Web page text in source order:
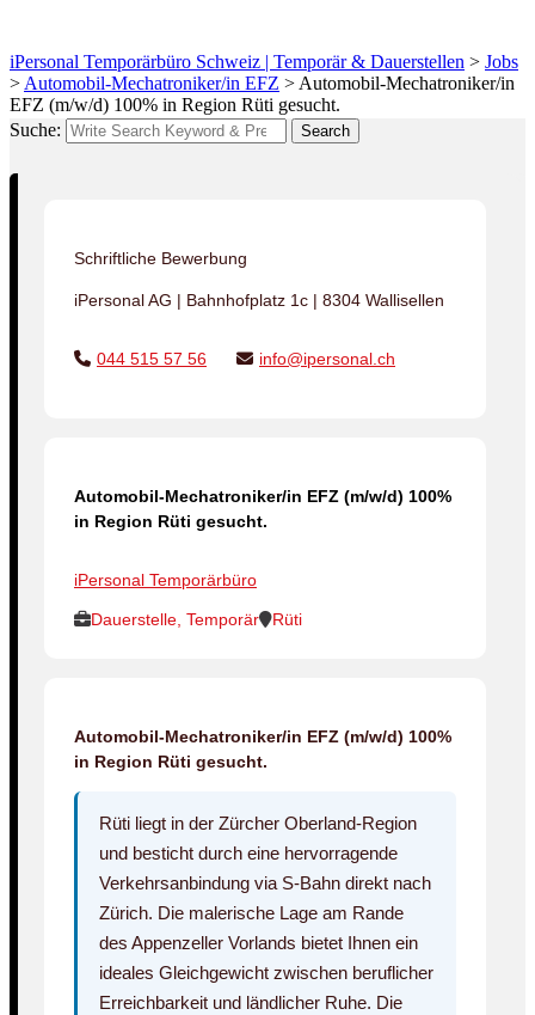
iPersonal Temporärbüro Schweiz | Temporär & Dauerstellen > Jobs
> Automobil-Mechatroniker/in EFZ > Automobil-Mechatroniker/in
EFZ (m/w/d) 100% in Region Rüti gesucht.
Suche:
Search
Schriftliche Bewerbung
iPersonal AG | Bahnhofplatz 1c | 8304 Wallisellen
044 515 57 56 info@ipersonal.ch
Automobil-Mechatroniker/in EFZ (m/w/d) 100%
in Region Rüti gesucht.
iPersonal Temporärbüro
Dauerstelle, Temporär Rüti
Automobil-Mechatroniker/in EFZ (m/w/d) 100%
in Region Rüti gesucht.
Rüti liegt in der Zürcher Oberland-Region
und besticht durch eine hervorragende
Verkehrsanbindung via S-Bahn direkt nach
Zürich. Die malerische Lage am Rande
des Appenzeller Vorlands bietet Ihnen ein
ideales Gleichgewicht zwischen beruflicher
Erreichbarkeit und ländlicher Ruhe. Die